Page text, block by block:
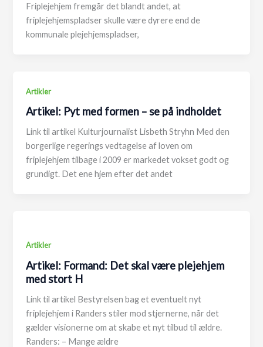
Friplejehjem fremgår det blandt andet, at
friplejehjemspladser skulle være dyrere end de
kommunale plejehjemspladser,
Artikler
Artikel: Pyt med formen – se på indholdet
Link til artikel Kulturjournalist Lisbeth Stryhn Med den
borgerlige regerings vedtagelse af loven om
friplejehjem tilbage i 2009 er markedet vokset godt og
grundigt. Det ene hjem efter det andet
Artikler
Artikel: Formand: Det skal være plejehjem
med stort H
Link til artikel Bestyrelsen bag et eventuelt nyt
friplejehjem i Randers stiler mod stjernerne, når det
gælder visionerne om at skabe et nyt tilbud til ældre.
Randers: – Mange ældre